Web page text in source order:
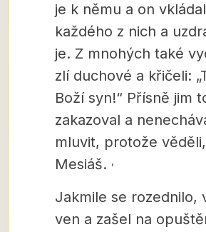
je k němu a on
každého z nich a
je. Z mnohých také
zlí duchové a křičeli:
Boží syn!“ Přísně jim
zakazoval a
mluvit, protože
Mesiáš.
Jakmile se rozednilo,
ven a zašel na